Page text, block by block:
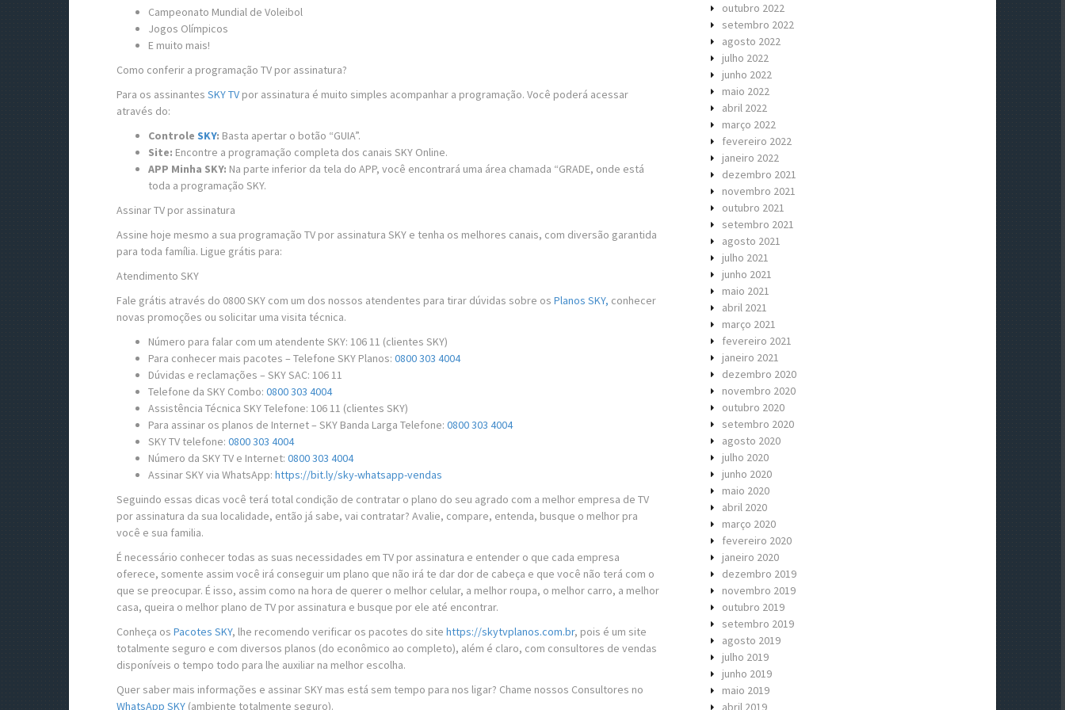
Campeonato Mundial de Voleibol
Jogos Olímpicos
E muito mais!
Como conferir a programação TV por assinatura?
Para os assinantes SKY TV por assinatura é muito simples acompanhar a programação. Você poderá acessar
através do:
Controle SKY: Basta apertar o botão “GUIA”.
Site: Encontre a programação completa dos canais SKY Online.
APP Minha SKY: Na parte inferior da tela do APP, você encontrará uma área chamada “GRADE, onde está
toda a programação SKY.
Assinar TV por assinatura
Assine hoje mesmo a sua programação TV por assinatura SKY e tenha os melhores canais, com diversão garantida
para toda família. Ligue grátis para:
Atendimento SKY
Fale grátis através do 0800 SKY com um dos nossos atendentes para tirar dúvidas sobre os Planos SKY, conhecer
novas promoções ou solicitar uma visita técnica.
Número para falar com um atendente SKY: 106 11 (clientes SKY)
Para conhecer mais pacotes – Telefone SKY Planos: 0800 303 4004
Dúvidas e reclamações – SKY SAC: 106 11
Telefone da SKY Combo: 0800 303 4004
Assistência Técnica SKY Telefone: 106 11 (clientes SKY)
Para assinar os planos de Internet – SKY Banda Larga Telefone: 0800 303 4004
SKY TV telefone: 0800 303 4004
Número da SKY TV e Internet: 0800 303 4004
Assinar SKY via WhatsApp: https://bit.ly/sky-whatsapp-vendas
Seguindo essas dicas você terá total condição de contratar o plano do seu agrado com a melhor empresa de TV
por assinatura da sua localidade, então já sabe, vai contratar? Avalie, compare, entenda, busque o melhor pra
você e sua familia.
É necessário conhecer todas as suas necessidades em TV por assinatura e entender o que cada empresa
oferece, somente assim você irá conseguir um plano que não irá te dar dor de cabeça e que você não terá com o
que se preocupar. É isso, assim como na hora de querer o melhor celular, a melhor roupa, o melhor carro, a melhor
casa, queira o melhor plano de TV por assinatura e busque por ele até encontrar.
Conheça os Pacotes SKY, lhe recomendo verificar os pacotes do site https://skytvplanos.com.br, pois é um site
totalmente seguro e com diversos planos (do econômico ao completo), além é claro, com consultores de vendas
disponíveis o tempo todo para lhe auxiliar na melhor escolha.
Quer saber mais informações e assinar SKY mas está sem tempo para nos ligar? Chame nossos Consultores no
WhatsApp SKY (ambiente totalmente seguro).
outubro 2022
setembro 2022
agosto 2022
julho 2022
junho 2022
maio 2022
abril 2022
março 2022
fevereiro 2022
janeiro 2022
dezembro 2021
novembro 2021
outubro 2021
setembro 2021
agosto 2021
julho 2021
junho 2021
maio 2021
abril 2021
março 2021
fevereiro 2021
janeiro 2021
dezembro 2020
novembro 2020
outubro 2020
setembro 2020
agosto 2020
julho 2020
junho 2020
maio 2020
abril 2020
março 2020
fevereiro 2020
janeiro 2020
dezembro 2019
novembro 2019
outubro 2019
setembro 2019
agosto 2019
julho 2019
junho 2019
maio 2019
abril 2019